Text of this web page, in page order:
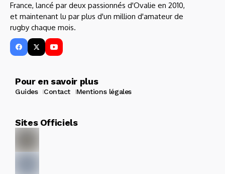
France, lancé par deux passionnés d'Ovalie en 2010,
et maintenant lu par plus d'un million d'amateur de
rugby chaque mois.
Pour en savoir plus
Guides Contact Mentions légales
Sites Officiels